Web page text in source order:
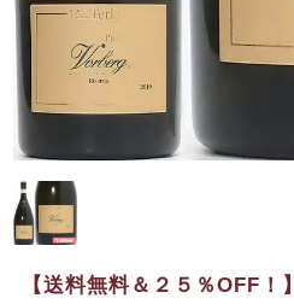
【送料無料＆２５％OFF！】